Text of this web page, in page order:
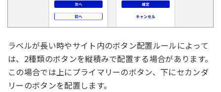
ラベルが長い時やサイト内のボタン配置ルールによって
は、2種類のボタンを縦積みで配置する場合があります。
この場合では上にプライマリーのボタン、下にセカンダ
リーのボタンを配置します。